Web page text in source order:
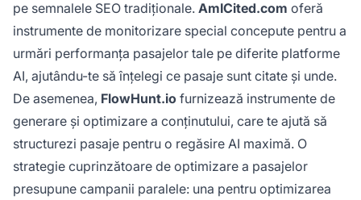
pe semnalele SEO tradiționale. AmICited.com oferă
instrumente de monitorizare special concepute pentru a
urmări performanța pasajelor tale pe diferite platforme
AI, ajutându-te să înțelegi ce pasaje sunt citate și unde.
De asemenea, FlowHunt.io furnizează instrumente de
generare și optimizare a conținutului, care te ajută să
structurezi pasaje pentru o regăsire AI maximă. O
strategie cuprinzătoare de optimizare a pasajelor
presupune campanii paralele: una pentru optimizarea